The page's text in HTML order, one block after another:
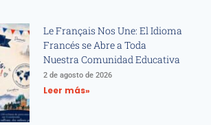
Le Français Nos Une: El Idioma
Francés se Abre a Toda
Nuestra Comunidad Educativa
2 de agosto de 2026
Leer más»